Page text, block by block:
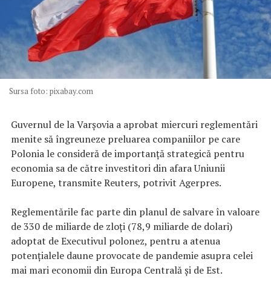
Sursa foto: pixabay.com
Guvernul de la Varşovia a aprobat miercuri reglementări
menite să îngreuneze preluarea companiilor pe care
Polonia le consideră de importanţă strategică pentru
economia sa de către investitori din afara Uniunii
Europene, transmite Reuters, potrivit Agerpres.
Reglementările fac parte din planul de salvare în valoare
de 330 de miliarde de zloţi (78,9 miliarde de dolari)
adoptat de Executivul polonez, pentru a atenua
potenţialele daune provocate de pandemie asupra celei
mai mari economii din Europa Centrală şi de Est.